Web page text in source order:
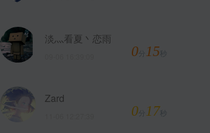
0 15秒
淡灬看夏丶恋雨
0 17秒
Zard